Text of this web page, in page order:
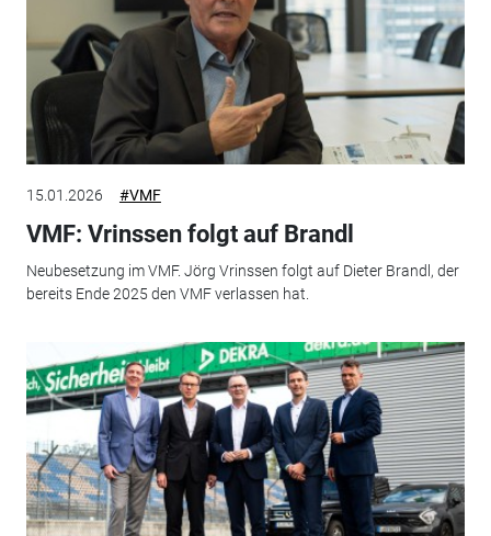
15.01.2026 #VMF
VMF: Vrinssen folgt auf Brandl
Neubesetzung im VMF. Jörg Vrinssen folgt auf Dieter Brandl, der
bereits Ende 2025 den VMF verlassen hat.